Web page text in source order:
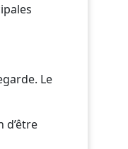
Le
d’être